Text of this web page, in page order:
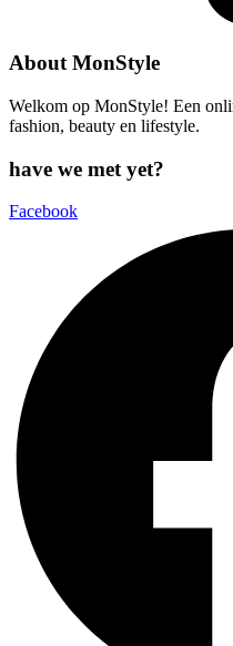
About MonStyle
Welkom op MonStyle! Een
fashion, beauty en lifestyle.
have we met yet?
Facebook